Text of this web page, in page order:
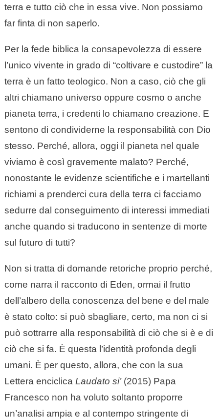
terra e tutto ciò che in essa vive. Non possiamo
far finta di non saperlo.
Per la fede biblica la consapevolezza di essere
l’unico vivente in grado di “coltivare e custodire” la
terra è un fatto teologico. Non a caso, ciò che gli
altri chiamano universo oppure cosmo o anche
pianeta terra, i credenti lo chiamano creazione. E
sentono di condividerne la responsabilità con Dio
stesso. Perché, allora, oggi il pianeta nel quale
viviamo è così gravemente malato? Perché,
nonostante le evidenze scientifiche e i martellanti
richiami a prenderci cura della terra ci facciamo
sedurre dal conseguimento di interessi immediati
anche quando si traducono in sentenze di morte
sul futuro di tutti?
Non si tratta di domande retoriche proprio perché,
come narra il racconto di Eden, ormai il frutto
dell’albero della conoscenza del bene e del male
è stato colto: si può sbagliare, certo, ma non ci si
può sottrarre alla responsabilità di ciò che si è e di
ciò che si fa. È questa l’identità profonda degli
umani. È per questo, allora, che con la sua
Lettera enciclica Laudato si’(2015) Papa
Francesco non ha voluto soltanto proporre
un’analisi ampia e al contempo stringente di